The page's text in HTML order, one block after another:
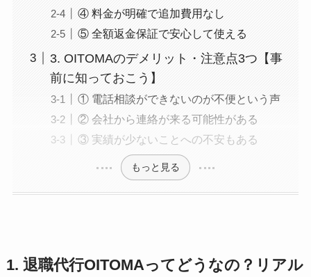
④ 料金が明確で追加費用なし
⑤ 全額返金保証で安心して使える
3. OITOMAのデメリット・注意点3つ【事
前に知っておこう】
① 電話相談ができないのが不便という声
② 会社から連絡が来る可能性がある
③ 実績が少ないことへの不安もある
もっと見る
1. 退職代行OITOMAってどうなの？リアル